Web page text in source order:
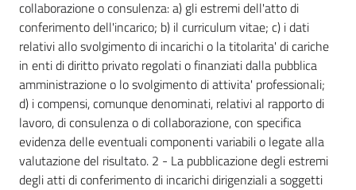
collaborazione o consulenza: a) gli estremi dell'atto di
conferimento dell'incarico; b) il curriculum vitae; c) i dati
relativi allo svolgimento di incarichi o la titolarita' di cariche
in enti di diritto privato regolati o finanziati dalla pubblica
amministrazione o lo svolgimento di attivita' professionali;
d) i compensi, comunque denominati, relativi al rapporto di
lavoro, di consulenza o di collaborazione, con specifica
evidenza delle eventuali componenti variabili o legate alla
valutazione del risultato. 2 - La pubblicazione degli estremi
degli atti di conferimento di incarichi dirigenziali a soggetti